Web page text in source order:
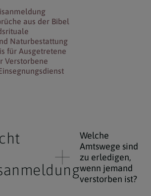
aus der Bibel
Naturbestattung
für Ausgetretene
Verstorbene
Welche
Amtswege sind
zu erledigen,
wenn jemand
verstorben ist?